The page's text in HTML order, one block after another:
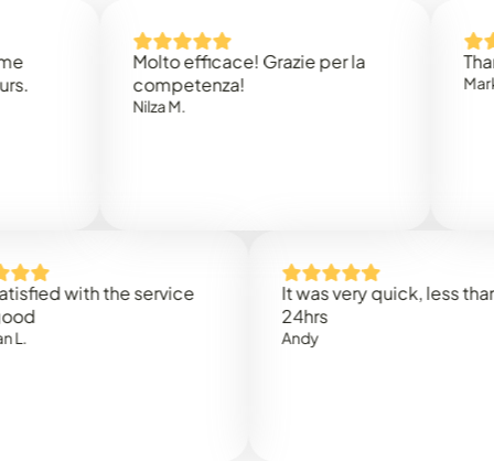
Molto efficace! Grazie per la
competenza!
Nilza M.
Thank
Mark N.
with the service
It was very quick, less than